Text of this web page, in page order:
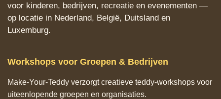
voor kinderen, bedrijven, recreatie en evenementen —
op locatie in Nederland, België, Duitsland en
Luxemburg.
Workshops voor Groepen & Bedrijven
Make‑Your‑Teddy verzorgt creatieve teddy‑workshops voor
uiteenlopende groepen en organisaties.